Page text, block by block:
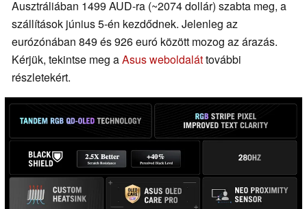
Ausztráliában 1499 AUD-ra (~2074 dollár) szabta meg, a
szállítások június 5-én kezdődnek. Jelenleg az
eurózónában 849 és 926 euró között mozog az árazás.
Kérjük, tekintse meg aAsus weboldaláttovábbi
részletekért.